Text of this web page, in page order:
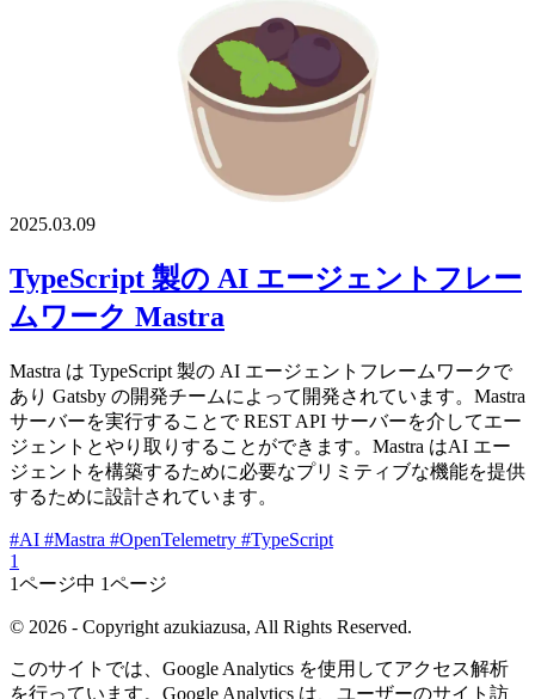
2025.03.09
TypeScript 製の AI エージェントフレー
ムワーク Mastra
Mastra は TypeScript 製の AI エージェントフレームワークで
あり Gatsby の開発チームによって開発されています。Mastra
サーバーを実行することで REST API サーバーを介してエー
ジェントとやり取りすることができます。Mastra はAI エー
ジェントを構築するために必要なプリミティブな機能を提供
するために設計されています。
#AI #Mastra #OpenTelemetry #TypeScript
1
1ページ中 1ページ
© 2026 - Copyright azukiazusa, All Rights Reserved.
このサイトでは、Google Analytics を使用してアクセス解析
を行っています。Google Analytics は、ユーザーのサイト訪